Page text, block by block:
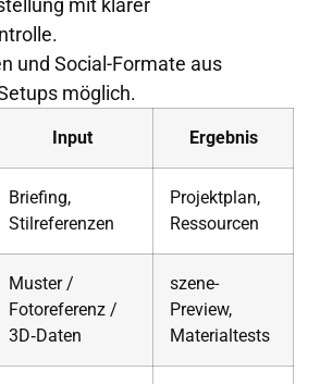
mit klarer
und Social-Formate aus
möglich.
Input Ergebnis
Briefing,
Stilreferenzen
Projektplan,
Ressourcen
Muster /
Fotoreferenz /
3D‑Daten
szene-
Preview,
Materialtests